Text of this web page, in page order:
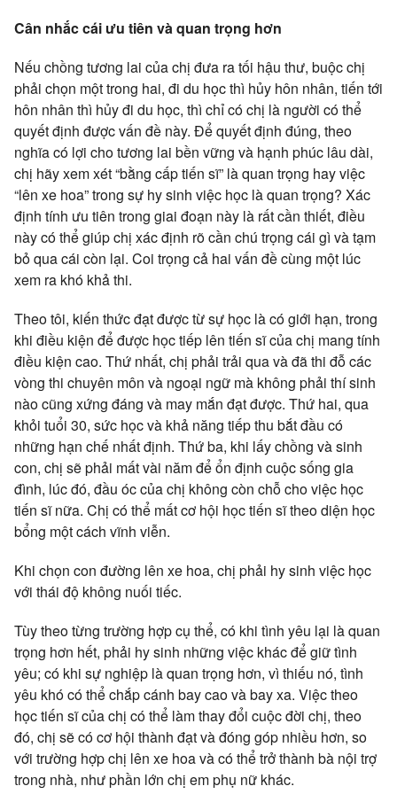
Cân nhắc cái ưu tiên và quan trọng hơn
Nếu chồng tương lai của chị đưa ra tối hậu thư, buộc chị
phải chọn một trong hai, đi du học thì hủy hôn nhân, tiến tới
hôn nhân thì hủy đi du học, thì chỉ có chị là người có thể
quyết định được vấn đề này. Để quyết định đúng, theo
nghĩa có lợi cho tương lai bền vững và hạnh phúc lâu dài,
chị hãy xem xét “bằng cấp tiến sĩ” là quan trọng hay việc
“lên xe hoa” trong sự hy sinh việc học là quan trọng? Xác
định tính ưu tiên trong giai đoạn này là rất cần thiết, điều
này có thể giúp chị xác định rõ cần chú trọng cái gì và tạm
bỏ qua cái còn lại. Coi trọng cả hai vấn đề cùng một lúc
xem ra khó khả thi.
Theo tôi, kiến thức đạt được từ sự học là có giới hạn, trong
khi điều kiện để được học tiếp lên tiến sĩ của chị mang tính
điều kiện cao. Thứ nhất, chị phải trải qua và đã thi đỗ các
vòng thi chuyên môn và ngoại ngữ mà không phải thí sinh
nào cũng xứng đáng và may mắn đạt được. Thứ hai, qua
khỏi tuổi 30, sức học và khả năng tiếp thu bắt đầu có
những hạn chế nhất định. Thứ ba, khi lấy chồng và sinh
con, chị sẽ phải mất vài năm để ổn định cuộc sống gia
đình, lúc đó, đầu óc của chị không còn chỗ cho việc học
tiến sĩ nữa. Chị có thể mất cơ hội học tiến sĩ theo diện học
bổng một cách vĩnh viễn.
Khi chọn con đường lên xe hoa, chị phải hy sinh việc học
với thái độ không nuối tiếc.
Tùy theo từng trường hợp cụ thể, có khi tình yêu lại là quan
trọng hơn hết, phải hy sinh những việc khác để giữ tình
yêu; có khi sự nghiệp là quan trọng hơn, vì thiếu nó, tình
yêu khó có thể chắp cánh bay cao và bay xa. Việc theo
học tiến sĩ của chị có thể làm thay đổi cuộc đời chị, theo
đó, chị sẽ có cơ hội thành đạt và đóng góp nhiều hơn, so
với trường hợp chị lên xe hoa và có thể trở thành bà nội trợ
trong nhà, như phần lớn chị em phụ nữ khác.